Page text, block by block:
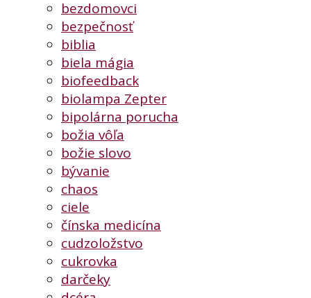
bezdomovci
bezpečnosť
biblia
biela mágia
biofeedback
biolampa Zepter
bipolárna porucha
božia vôľa
božie slovo
bývanie
chaos
ciele
čínska medicína
cudzoložstvo
cukrovka
darčeky